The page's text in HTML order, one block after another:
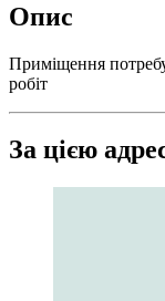
Опис
Приміщення
робіт
За цією